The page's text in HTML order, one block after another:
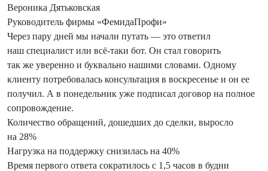
Вероника Дятьковская
Руководитель фирмы «ФемидаПрофи»
Через пару дней мы начали путать — это ответил
наш специалист или всё‑таки бот. Он стал говорить
так же уверенно и буквально нашими словами. Одному
клиенту потребовалась консультация в воскресенье и он ее
получил. А в понедельник уже подписал договор на полное
сопровождение.
Количество обращений, дошедших до сделки, выросло
на 28%
Нагрузка на поддержку снизилась на 40%
Время первого ответа сократилось с 1,5 часов в будни